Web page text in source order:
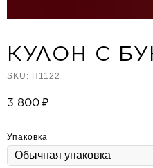
КУЛОН С
SKU: П1122
3 800 ₽
Упаковка